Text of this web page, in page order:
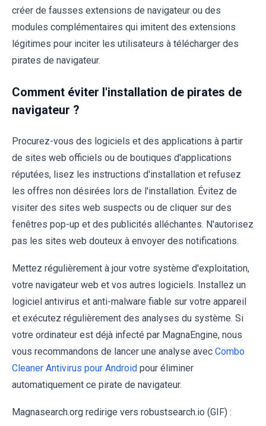
créer de fausses extensions de navigateur ou des
modules complémentaires qui imitent des extensions
légitimes pour inciter les utilisateurs à télécharger des
pirates de navigateur.
Comment éviter l'installation de pirates de
navigateur ?
Procurez-vous des logiciels et des applications à partir
de sites web officiels ou de boutiques d'applications
réputées, lisez les instructions d'installation et refusez
les offres non désirées lors de l'installation. Évitez de
visiter des sites web suspects ou de cliquer sur des
fenêtres pop-up et des publicités alléchantes. N'autorisez
pas les sites web douteux à envoyer des notifications.
Mettez régulièrement à jour votre système d'exploitation,
votre navigateur web et vos autres logiciels. Installez un
logiciel antivirus et anti-malware fiable sur votre appareil
et exécutez régulièrement des analyses du système. Si
votre ordinateur est déjà infecté par MagnaEngine, nous
vous recommandons de lancer une analyse avec Combo
Cleaner Antivirus pour Android pour éliminer
automatiquement ce pirate de navigateur.
Magnasearch.org redirige vers robustsearch.io (GIF) :